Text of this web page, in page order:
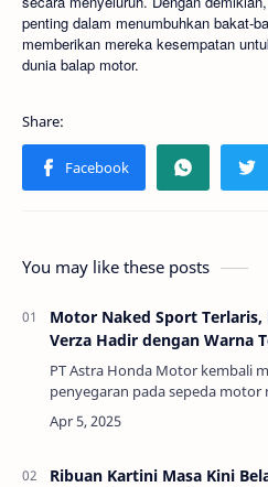
penting dalam menumbuhkan bakat-
memberikan mereka kesempatan
dunia balap motor.
You may like these posts
Motor Naked Sport Terlaris,
Verza Hadir dengan Warna
PT Astra Honda Motor kembali
penyegaran pada sepeda motor
terlaris, New CB150 Verza.
yang lebih macho dan desain
Ribuan Kartini Masa Kini